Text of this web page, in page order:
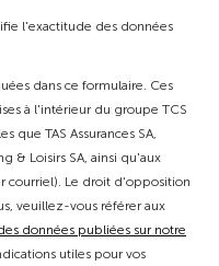
l'exactitude des données
dans ce formulaire. Ces
à l'intérieur du groupe TCS
que TAS Assurances SA,
& Loisirs SA, ainsi qu'aux
courriel). Le droit d'opposition
veuillez-vous référer aux
données publiées sur notre
utiles pour vos